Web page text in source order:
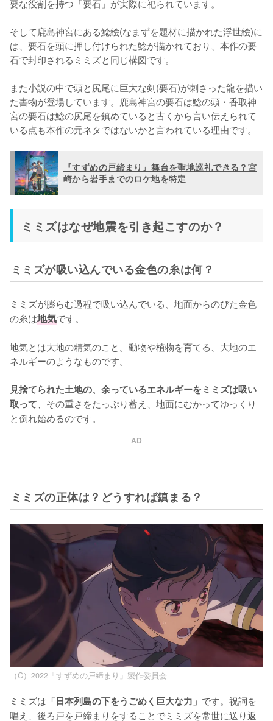
要な役割を持つ「要石」が実際に祀られています。
そして鹿島神宮にある鯰絵(なまずを題材に描かれた浮世絵)に
は、要石を頭に押し付けられた鯰が描かれており、本作の要
石で封印されるミミズと同じ構図です。
また小説の中で頭と尻尾に巨大な剣(要石)が刺さった龍を描い
た書物が登場しています。鹿島神宮の要石は鯰の頭・香取神
宮の要石は鯰の尻尾を鎮めていると古くから言い伝えられて
いる点も本作の元ネタではないかと言われている理由です。
『すずめの戸締まり』舞台を聖地巡礼できる？宮
崎から岩手までのロケ地を特定
ミミズはなぜ地震を引き起こすのか？
ミミズが吸い込んでいる金色の糸は何？
ミミズが膨らむ過程で吸い込んでいる、地面からのびた金色
の糸は地気です。
地気とは大地の精気のこと。動物や植物を育てる、大地のエ
ネルギーのようなものです。
見捨てられた土地の、余っているエネルギーをミミズは吸い
取って 、その重さをたっぷり蓄え、地面にむかってゆっくり
と倒れ始めるのです。
AD
ミミズの正体は？どうすれば鎮まる？
（C）2022「すずめの戸締まり」製作委員会
ミミズは 「日本列島の下をうごめく巨大な力」 です。祝詞を
唱え、後ろ戸を戸締まりをすることでミミズを常世に送り返